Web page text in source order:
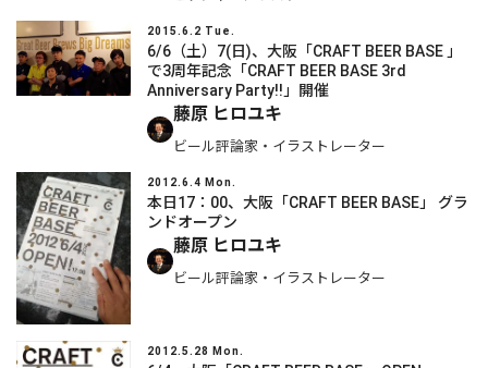
2015.6.2 Tue.
6/6（土）7(日)、大阪「CRAFT BEER BASE 」
で3周年記念「CRAFT BEER BASE 3rd
Anniversary Party!!」開催
藤原 ヒロユキ
ビール評論家・イラストレーター
2012.6.4 Mon.
本日17：00、大阪「CRAFT BEER BASE」 グラ
ンドオープン
藤原 ヒロユキ
ビール評論家・イラストレーター
2012.5.28 Mon.